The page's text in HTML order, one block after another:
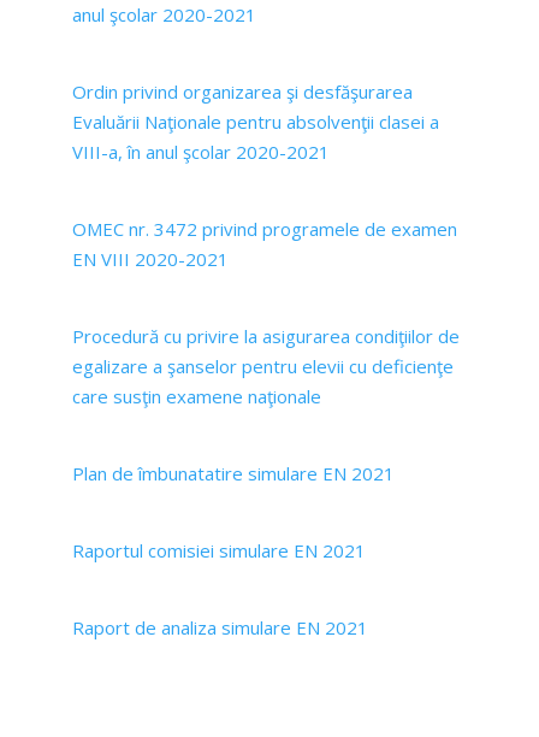
anul şcolar 2020-2021
Ordin privind organizarea şi desfăşurarea
Evaluării Naţionale pentru absolvenţii clasei a
VIII-a, în anul şcolar 2020-2021
OMEC nr. 3472 privind programele de examen
EN VIII 2020-2021
Procedură cu privire la asigurarea condiţiilor de
egalizare a şanselor pentru elevii cu deficienţe
care susţin examene naţionale
Plan de îmbunatatire simulare EN 2021
Raportul comisiei simulare EN 2021
Raport de analiza simulare EN 2021